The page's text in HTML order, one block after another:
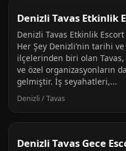
Denizli Tavas Etkinlik
Denizli Tavas Etkinlik
Her Şey Denizli’nin tarihi
ilçelerinden biri olan
ve özel organizasyonların
gelmiştir. İş seyahatleri,...
Denizli / Tavas
Denizli Tavas Gece